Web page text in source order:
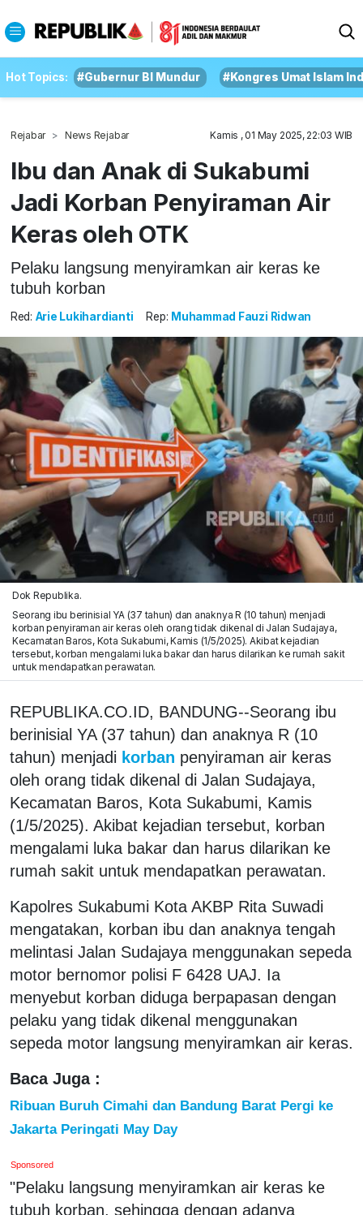
Hot Topics: #Gubernur BI Mundur #Kongres Umat Islam
Rejabar News Rejabar Kamis , 01 May 2025, 22:03 WIB
Ibu dan Anak di Sukabumi
Jadi Korban Penyiraman Air
Keras oleh OTK
Pelaku langsung menyiramkan air keras ke
tubuh korban
Red: Arie Lukihardianti Rep: Muhammad Fauzi Ridwan
Dok Republika.
Seorang ibu berinisial YA (37 tahun) dan anaknya R (10 tahun) menjadi
korban penyiraman air keras oleh orang tidak dikenal di Jalan Sudajaya,
Kecamatan Baros, Kota Sukabumi, Kamis (1/5/2025). Akibat kejadian
tersebut, korban mengalami luka bakar dan harus dilarikan ke rumah sakit
untuk mendapatkan perawatan.
REPUBLIKA.CO.ID, BANDUNG--Seorang ibu
berinisial YA (37 tahun) dan anaknya R (10
tahun) menjadi korban penyiraman air keras
oleh orang tidak dikenal di Jalan Sudajaya,
Kecamatan Baros, Kota Sukabumi, Kamis
(1/5/2025). Akibat kejadian tersebut, korban
mengalami luka bakar dan harus dilarikan ke
rumah sakit untuk mendapatkan perawatan.
Kapolres Sukabumi Kota AKBP Rita Suwadi
mengatakan, korban ibu dan anaknya tengah
melintasi Jalan Sudajaya menggunakan sepeda
motor bernomor polisi F 6428 UAJ. Ia
menyebut korban diduga berpapasan dengan
pelaku yang tidak dikenal menggunakan
sepeda motor langsung menyiramkan air keras.
Baca Juga :
Ribuan Buruh Cimahi dan Bandung Barat Pergi ke
Jakarta Peringati May Day
Sponsored
"Pelaku langsung menyiramkan air keras ke
tubuh korban, sehingga dengan adanya